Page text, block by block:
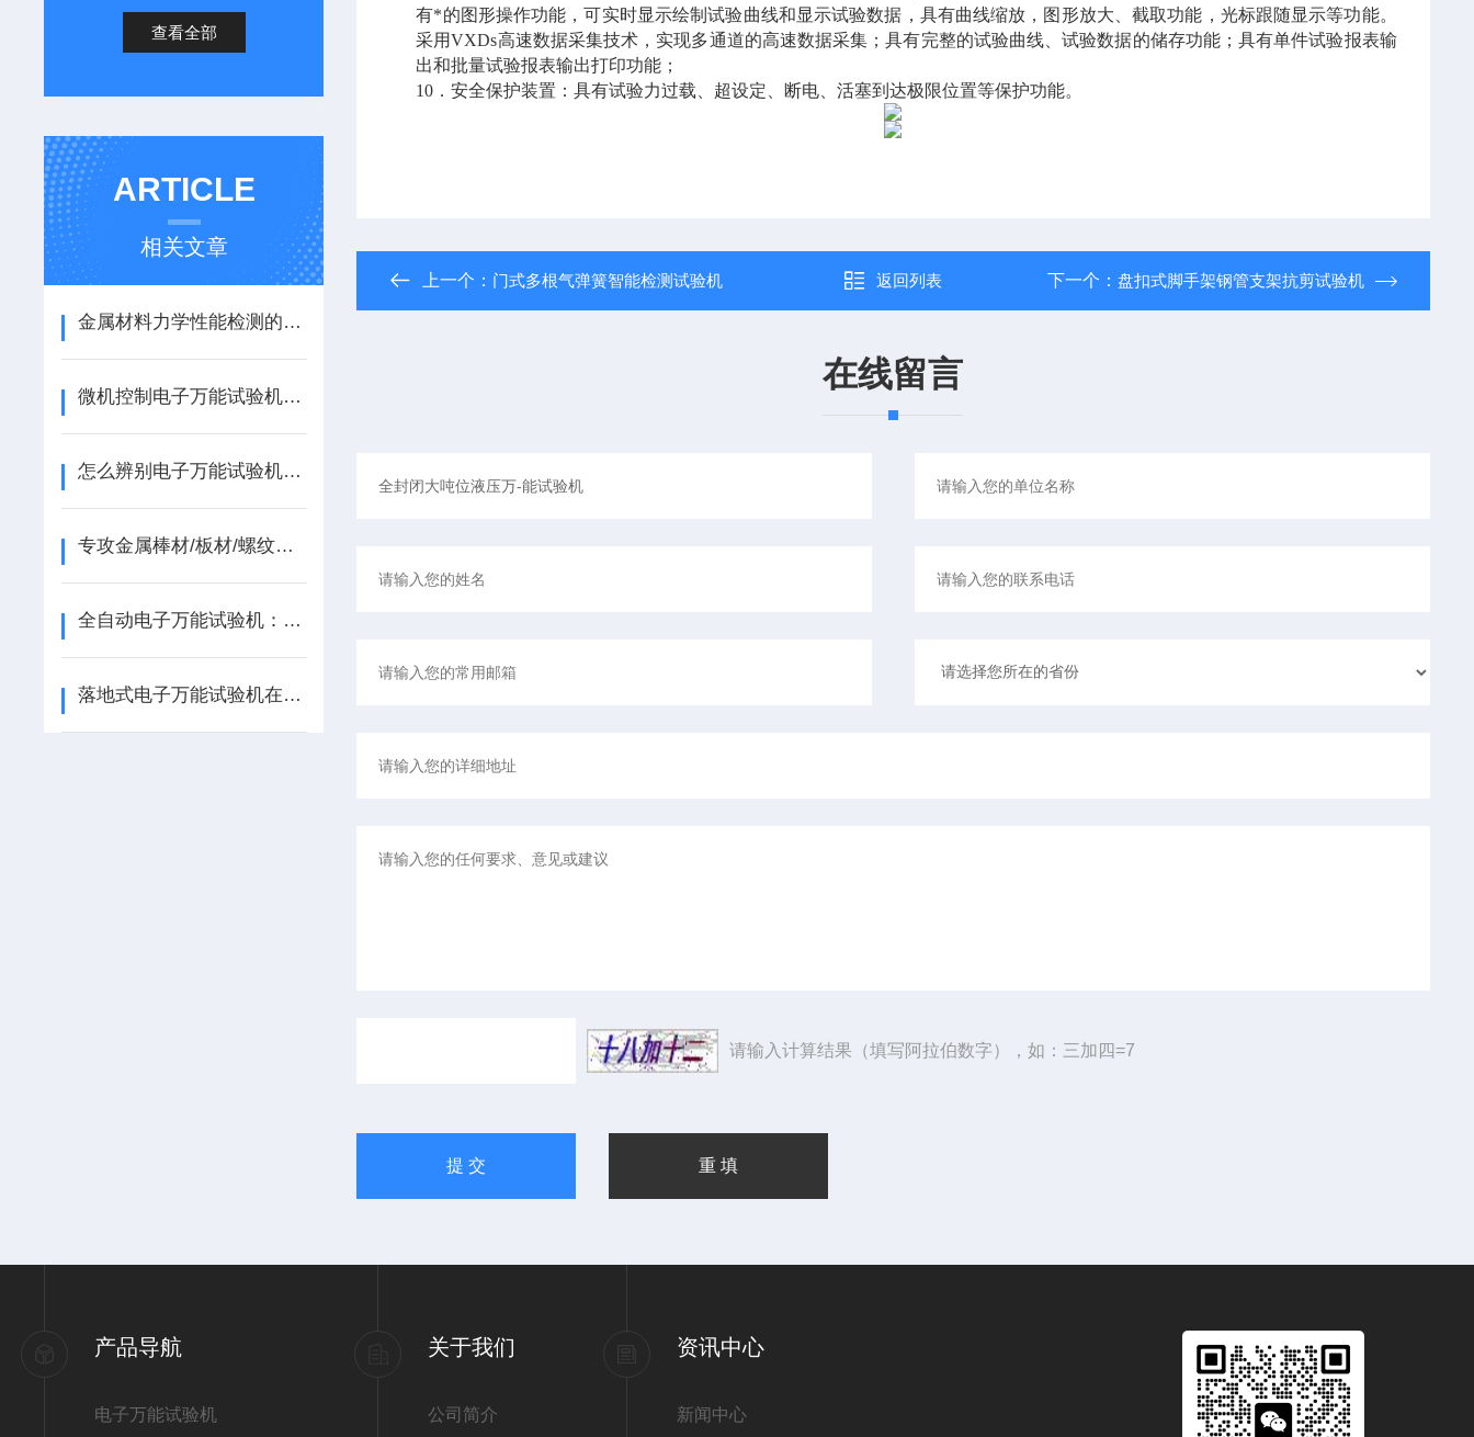
查看全部
ARTICLE
相关文章
金属材料力学性能检测的必要性及检测标准
微机控制电子万能试验机VS液压式，如何抉择
怎么辨别电子万能试验机质量的好与不好？
专攻金属棒材/板材/螺纹钢拉伸试验|盛林精密万能液压拉伸试验机
全自动电子万能试验机：“全自动”核心优势解析
落地式电子万能试验机在材料力学性能测试中的应用解析
有*的图形操作功能，可实时显示绘制试验曲线和显示试验数据，具有曲线缩放，图形放大、截取功能，光标跟随显示等功能。
采用VXDs高速数据采集技术，实现多通道的高速数据采集；具有完整的试验曲线、试验数据的储存功能；具有单件试验报表输
出和批量试验报表输出打印功能；
10．安全保护装置：具有试验力过载、超设定、断电、活塞到达极限位置等保护功能。
上一个： 门式多根气弹簧智能检测试验机 返回列表 下一个： 盘扣式脚手架钢管支架抗剪试验机
在线留言
请输入计算结果（填写阿拉伯数字），如：三加四=7
产品导航
电子万能试验机
关于我们
公司简介
资讯中心
新闻中心